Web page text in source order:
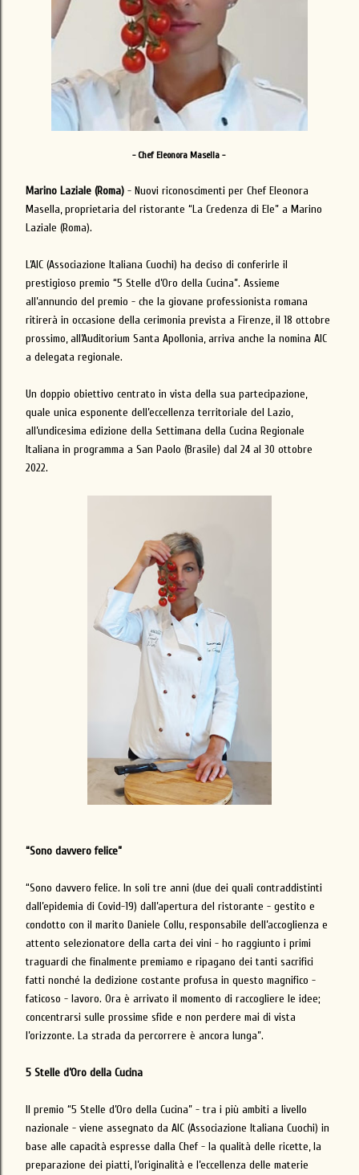
- Chef Eleonora Masella -
Marino Laziale (Roma) - Nuovi riconoscimenti per Chef Eleonora
Masella, proprietaria del ristorante “La Credenza di Ele” a Marino
Laziale (Roma).
L’AIC (Associazione Italiana Cuochi) ha deciso di conferirle il
prestigioso premio “5 Stelle d’Oro della Cucina”. Assieme
all’annuncio del premio - che la giovane professionista romana
ritirerà in occasione della cerimonia prevista a Firenze, il 18 ottobre
prossimo, all’Auditorium Santa Apollonia, arriva anche la nomina AIC
a delegata regionale.
Un doppio obiettivo centrato in vista della sua partecipazione,
quale unica esponente dell’eccellenza territoriale del Lazio,
all’undicesima edizione della Settimana della Cucina Regionale
Italiana in programma a San Paolo (Brasile) dal 24 al 30 ottobre
2022.
“Sono davvero felice”
“Sono davvero felice. In soli tre anni (due dei quali contraddistinti
dall’epidemia di Covid-19) dall’apertura del ristorante - gestito e
condotto con il marito Daniele Collu, responsabile dell’accoglienza e
attento selezionatore della carta dei vini - ho raggiunto i primi
traguardi che finalmente premiamo e ripagano dei tanti sacrifici
fatti nonché la dedizione costante profusa in questo magnifico -
faticoso - lavoro. Ora è arrivato il momento di raccogliere le idee;
concentrarsi sulle prossime sfide e non perdere mai di vista
l’orizzonte. La strada da percorrere è ancora lunga”.
5 Stelle d’Oro della Cucina
Il premio “5 Stelle d’Oro della Cucina” - tra i più ambiti a livello
nazionale - viene assegnato da AIC (Associazione Italiana Cuochi) in
base alle capacità espresse dalla Chef - la qualità delle ricette, la
preparazione dei piatti, l’originalità e l’eccellenza delle materie